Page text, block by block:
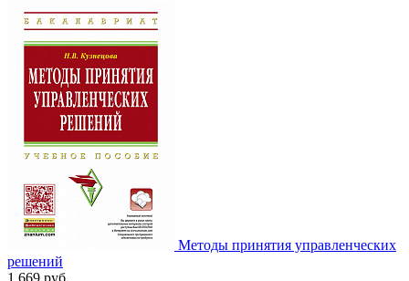
Методы принятия управленческих
решений
1 669 руб.